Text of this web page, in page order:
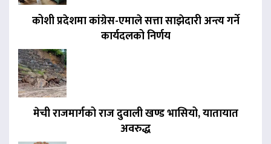
कोशी प्रदेशमा कांग्रेस-एमाले सत्ता साझेदारी अन्त्य गर्ने
कार्यदलको निर्णय
मेची राजमार्गको राज दुवाली खण्ड भासियो, यातायात
अवरुद्ध